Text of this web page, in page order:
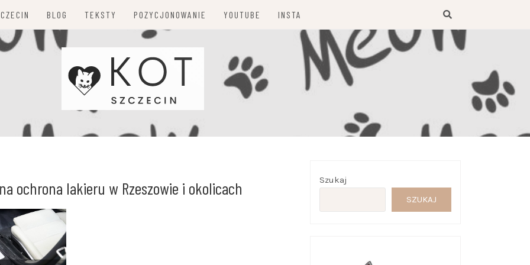
BLOG TEKSTY POZYCJONOWANIE YOUTUBE INSTA
ochrona lakieru w Rzeszowie i okolicach
Szukaj
SZUKAJ